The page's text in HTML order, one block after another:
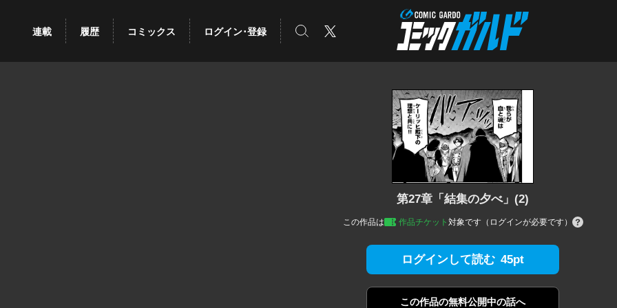
コミックガルド
連載 履歴 コミックス ログイン･登録 検索 X
第27章「結集の夕べ」(2)
この作品は 作品チケット 対象です（ログインが必要です）
ログインして読む 45pt
この作品の無料公開中の話へ